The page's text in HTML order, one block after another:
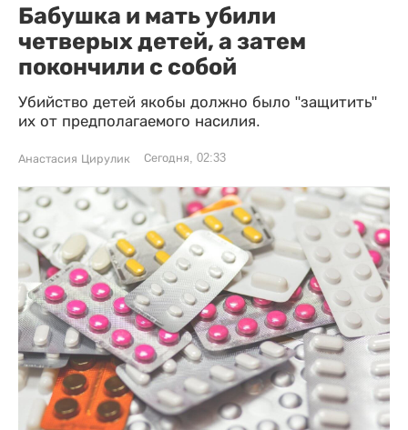
Бабушка и мать убили
четверых детей, а затем
покончили с собой
Убийство детей якобы должно было "защитить"
их от предполагаемого насилия.
Анастасия Цирулик Сегодня, 02:33